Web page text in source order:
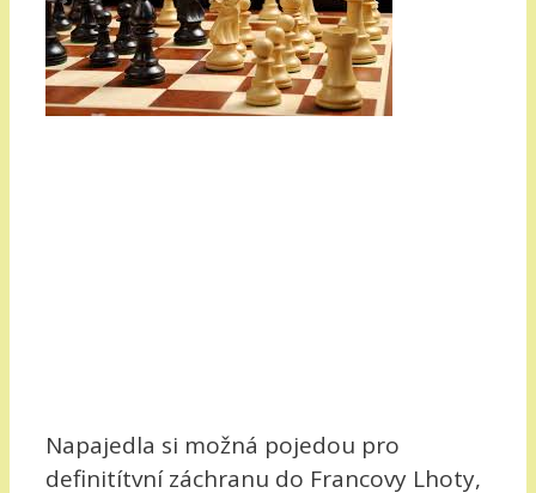
Napajedla si možná pojedou pro
definitítvní záchranu do Francovy Lhoty,